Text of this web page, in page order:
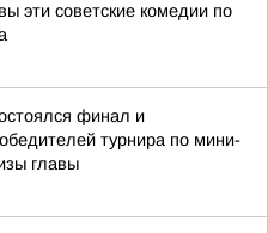
эти советские комедии по
финал и
турнира по мини-
главы